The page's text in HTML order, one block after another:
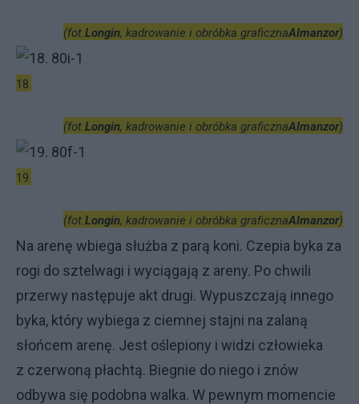
(fot.Longin, kadrowanie i obróbka graficznaAlmanzor)
18.
(fot.Longin, kadrowanie i obróbka graficznaAlmanzor)
19.
(fot.Longin, kadrowanie i obróbka graficznaAlmanzor)
Na arenę wbiega służba z parą koni. Czepia byka za
rogi do sztelwagi i wyciągają z areny. Po chwili
przerwy następuje akt drugi. Wypuszczają innego
byka, który wybiega z ciemnej stajni na zalaną
słońcem arenę. Jest oślepiony i widzi człowieka
z czerwoną płachtą. Biegnie do niego i znów
odbywa się podobna walka. W pewnym momencie